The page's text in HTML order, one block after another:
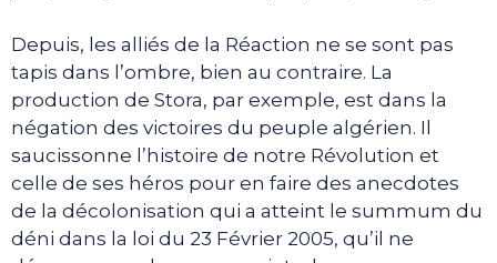
Depuis, les alliés de la Réaction ne se sont pas
tapis dans l’ombre, bien au contraire. La
production de Stora, par exemple, est dans la
négation des victoires du peuple algérien. Il
saucissonne l’histoire de notre Révolution et
celle de ses héros pour en faire des anecdotes
de la décolonisation qui a atteint le summum du
déni dans la loi du 23 Février 2005, qu’il ne